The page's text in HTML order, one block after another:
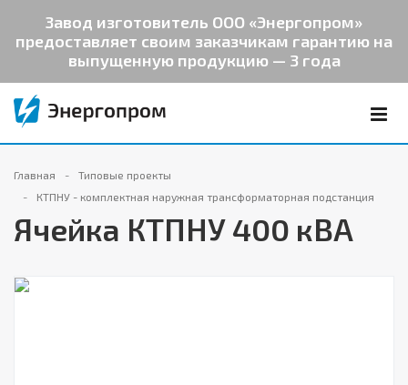
Завод изготовитель ООО «Энергопром»
предоставляет своим заказчикам гарантию на
выпущенную продукцию — 3 года
Главная
Типовые проекты
КТПНУ - комплектная наружная трансформаторная подстанция
Ячейка КТПНУ 400 кВА